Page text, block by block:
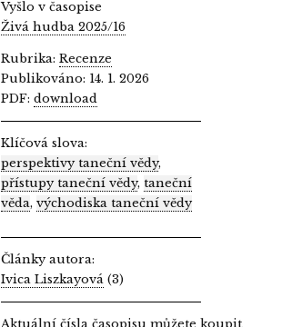
Vyšlo v časopise
Živá hudba 2025/16
Rubrika:Recenze
Publikováno: 14. 1. 2026
PDF:download
Klíčová slova:
perspektivy taneční vědy,
přístupy taneční vědy, taneční
věda,východiska taneční vědy
Články autora:
Ivica Liszkayová (3)
Aktuální čísla časopisu můžete koupit